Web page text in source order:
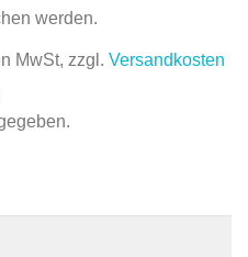
werden.
MwSt, zzgl. Versandkosten